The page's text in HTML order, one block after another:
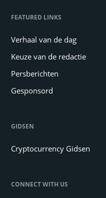
FEATURED LINKS
Verhaal van de dag
Keuze van de redactie
Persberichten
Gesponsord
GIDSEN
Cryptocurrency Gidsen
CONNECT WITH US